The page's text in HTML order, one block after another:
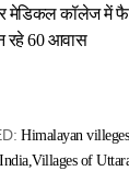
मेडिकल कॉलेज में
रहे 60 आवास
Himalayan villeges
Villages of